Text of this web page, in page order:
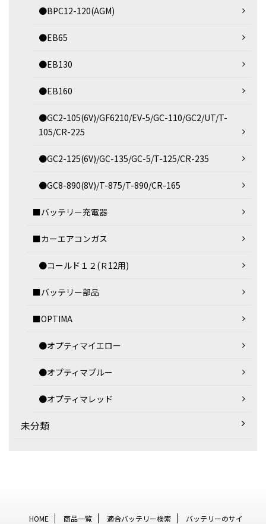
●BPC12-120(AGM)
●EB65
●EB130
●EB160
●GC2-105(6V)/GF6210/EV-5/GC-110/GC2/UT/T-
105/CR-225
●GC2-125(6V)/GC-135/GC-5/T-125/CR-235
●GC8-890(8V)/T-875/T-890/CR-165
■バッテリー充電器
■カーエアコンガス
●コールド１２(Ｒ12用)
■バッテリー部品
■OPTIMA
●オプティマイエロー
●オプティマブルー
●オプティマレッド
未分類
HOME 商品一覧 適合バッテリー検索
バッテリーのサイ